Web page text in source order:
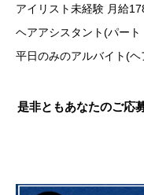
アイリスト未経験 月給
ヘアアシスタント(パー
平日のみのアルバイト(ヘ
是非ともあなたのご応